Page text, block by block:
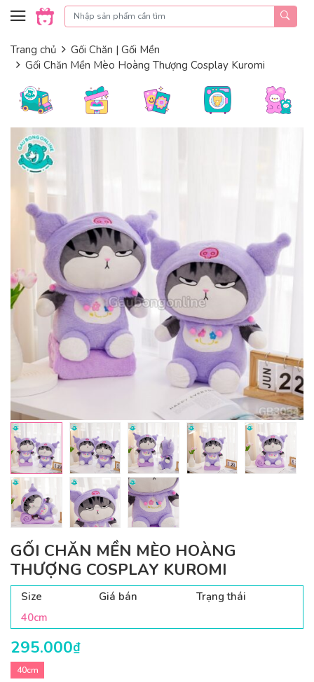
Skip to content
Trang chủ
Gối Chăn | Gối Mền
Gối Chăn Mền Mèo Hoàng Thượng Cosplay Kuromi
GỐI CHĂN MỀN MÈO HOÀNG
THƯỢNG COSPLAY KUROMI
Size Giá bán
Trạng thái
40cm
295.000₫
40cm